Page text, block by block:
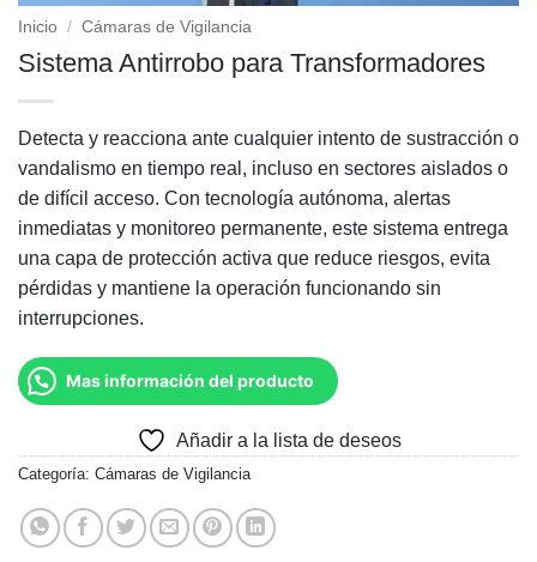
Inicio / Cámaras de Vigilancia
Sistema Antirrobo para Transformadores
Detecta y reacciona ante cualquier intento de sustracción o
vandalismo en tiempo real, incluso en sectores aislados o
de difícil acceso. Con tecnología autónoma, alertas
inmediatas y monitoreo permanente, este sistema entrega
una capa de protección activa que reduce riesgos, evita
pérdidas y mantiene la operación funcionando sin
interrupciones.
Mas información del producto
Añadir a la lista de deseos
Categoría: Cámaras de Vigilancia